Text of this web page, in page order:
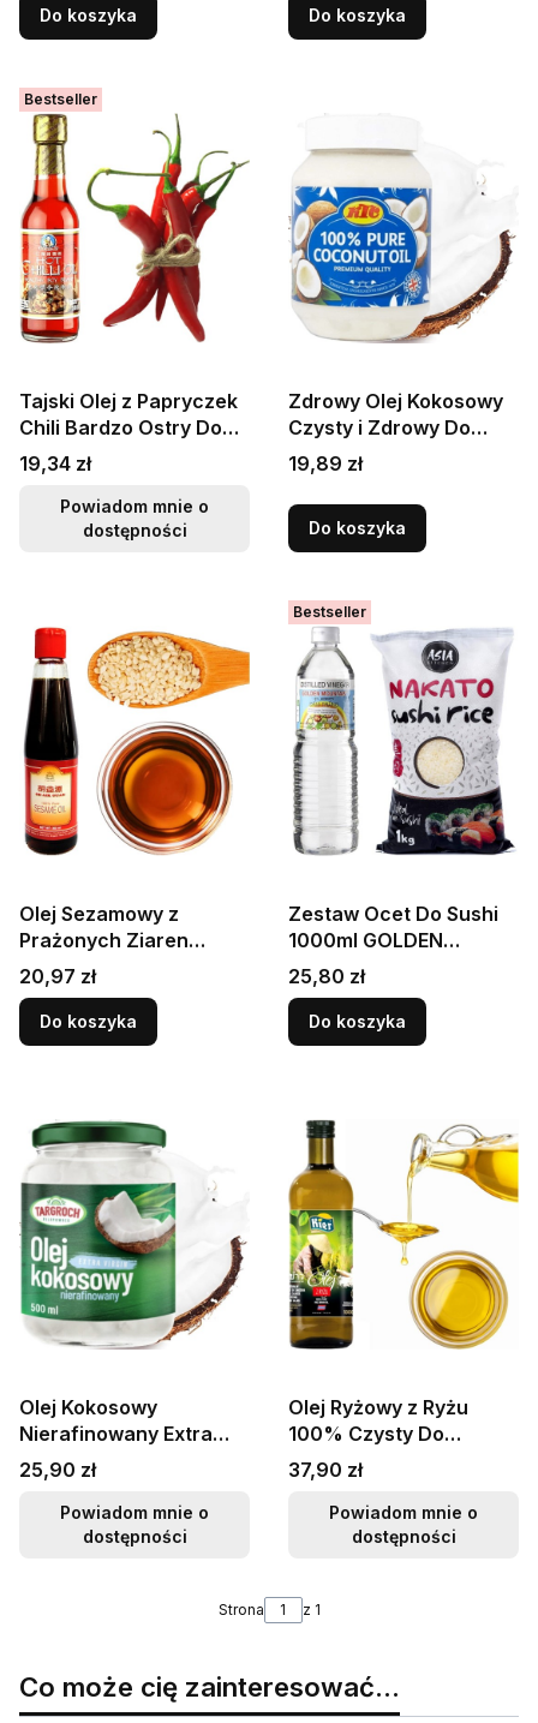
TARGROCH
Do koszyka Do koszyka
Bestseller
Tajski Olej z Papryczek
Chili Bardzo Ostry Do
Smażenia Na Woku
250ml HEALTHY BOY
BRAND
Cena
19,34 zł
Powiadom mnie o
dostępności
Zdrowy Olej Kokosowy
Czysty i Zdrowy Do
Smażenia i Sałatek
500ml KTC
Cena
19,89 zł
Do koszyka
Olej Sezamowy z
Prażonych Ziaren
Sezamu Czysty
Intensywny 360ml OH
AIK GUAN
Cena
20,97 zł
Do koszyka
Bestseller
Zestaw Ocet Do Sushi
1000ml GOLDEN
MOUNTAIN + Ryż Do
Sushi Nakato 1kg ASIA
KITCHEN
Cena
25,80 zł
Do koszyka
Olej Kokosowy
Nierafinowany Extra
Virgin Tłoczony Na
Zimno 500ml
TARGROCH
Cena
25,90 zł
Powiadom mnie o
dostępności
Olej Ryżowy z Ryżu
100% Czysty Do
Sałatek Woka Stir-Fry 1
Litr 1000ml KIER
Cena
37,90 zł
Powiadom mnie o
dostępności
Strona z 1
Co może cię zainteresować...